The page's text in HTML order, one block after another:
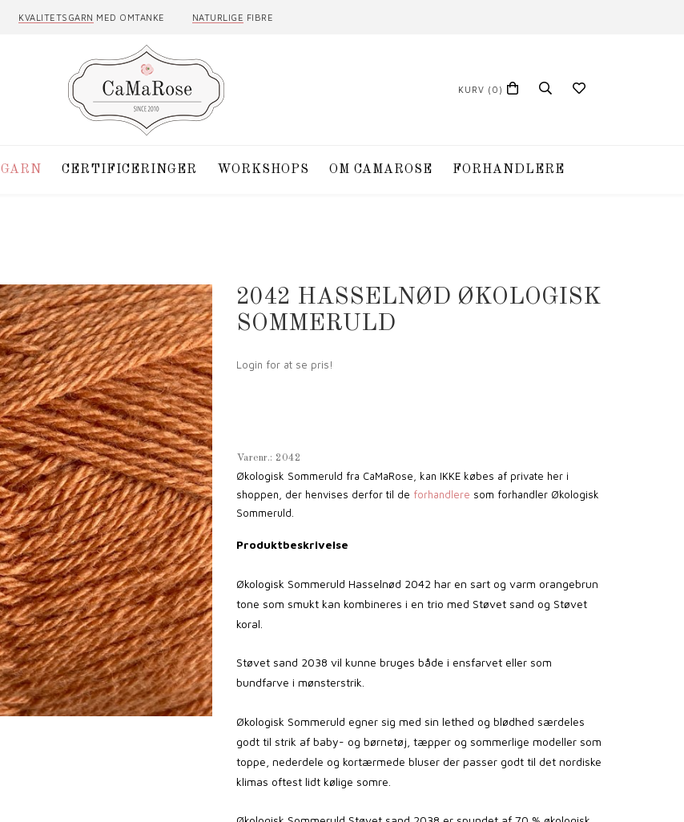
KVALITETSGARN MED OMTANKE NATURLIGE FIBRE
KURV (0)
GARN CERTIFICERINGER WORKSHOPS OM CAMAROSE FORHANDLERE
2042 HASSELNØD ØKOLOGISK
SOMMERULD
Login for at se pris!
Varenr.: 2042
Økologisk Sommeruld fra CaMaRose, kan IKKE købes af private her i
shoppen, der henvises derfor til de forhandlere som forhandler Økologisk
Sommeruld.
Produktbeskrivelse
Økologisk Sommeruld Hasselnød 2042 har en sart og varm orangebrun
tone som smukt kan kombineres i en trio med Støvet sand og Støvet
koral.
Støvet sand 2038 vil kunne bruges både i ensfarvet eller som
bundfarve i mønsterstrik.
Økologisk Sommeruld egner sig med sin lethed og blødhed særdeles
godt til strik af baby- og børnetøj, tæpper og sommerlige modeller som
toppe, nederdele og kortærmede bluser der passer godt til det nordiske
klimas oftest lidt kølige somre.